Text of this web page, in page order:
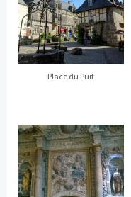
Place du Puit